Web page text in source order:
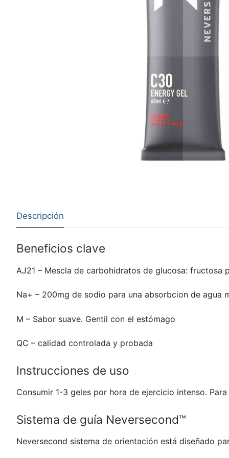
Descripción
Beneficios clave
AJ21 – Mescla de carbohidratos de glucosa: fructosa
Na+ – 200mg de sodio para una absorbcion de agua
M – Sabor suave. Gentil con el estómago
QC – calidad controlada y probada
Instrucciones de uso
Consumir 1-3 geles por hora de ejercicio intenso.
Sistema de guía Neversecond™
Neversecond sistema de orientación está diseñado